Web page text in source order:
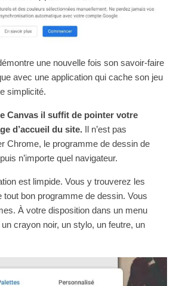
une nouvelle fois son savoir-faire
avec une application qui cache son jeu
simplicité.
Canvas il suffit de pointer votre
d’accueil du site. Il n’est pas
Chrome, le programme de dessin de
n’importe quel navigateur.
est limpide. Vous y trouverez les
bon programme de dessin. Vous
À votre disposition dans un menu
crayon noir, un stylo, un feutre, un